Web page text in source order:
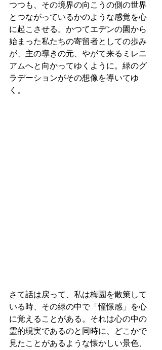
つつも、その境界の向こうの側の世界
とつながっているかのような感覚を心
に起こさせる。かつてエデンの園から
始まった私たちの寄留者としての歩み
が、主の導きの元、やがて来るミレニ
アムへと向かってゆくように。緑のグ
ラデーションがその想像を導いてゆ
く。
さて話は戻って、私は梅園を散策して
いる時、その緑の中で「憧憬感」を心
に覚えることがある。それは心の中の
霊的現実であるのと同時に、どこかで
見たことがあるような懐かしい景色、